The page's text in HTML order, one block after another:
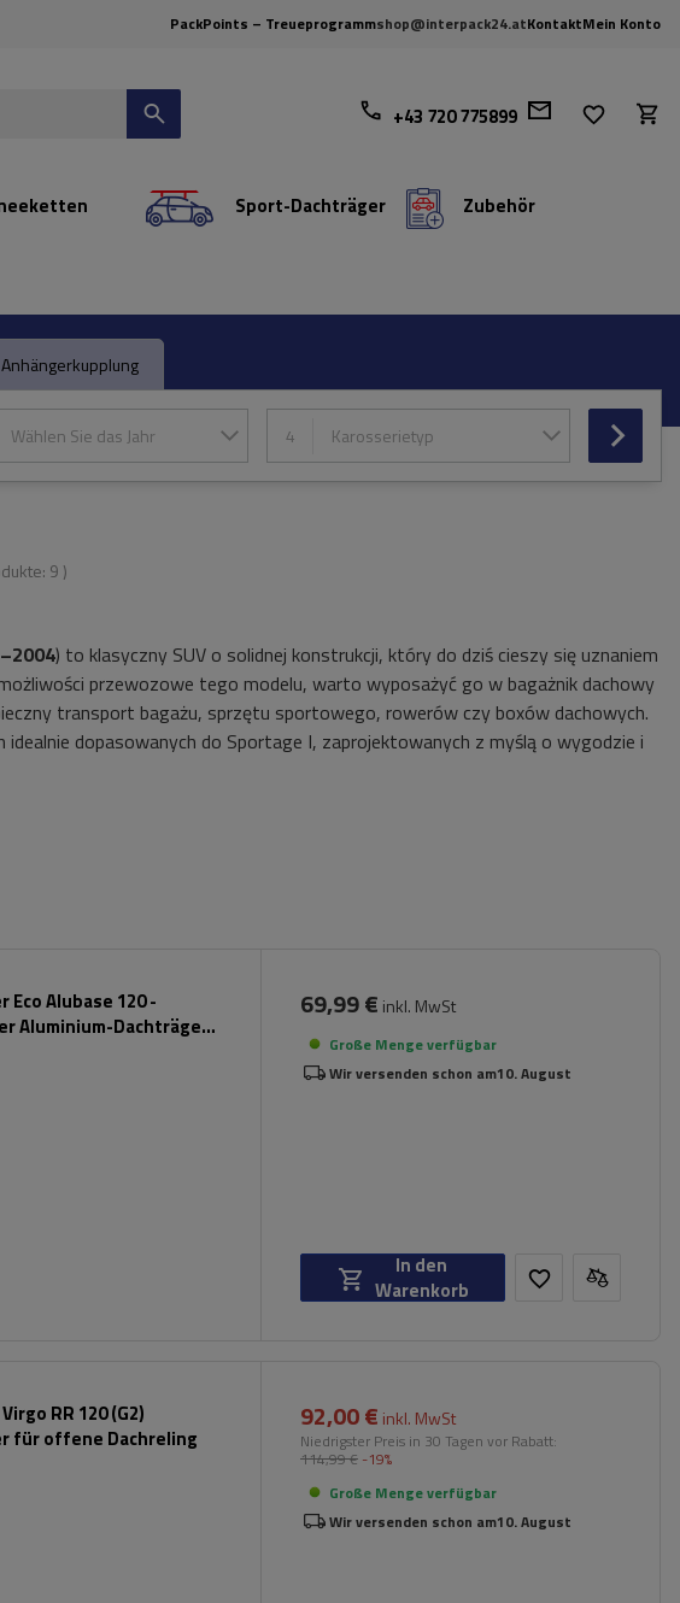
PackPoints – Treueprogrammshop@interpack24.atKontaktMein Konto
+43 720 775899
Sport-Dachträger Zubehör
Wählen Sie das Jahr 4 Karosserietyp
9 )
) to klasyczny SUV o solidnej konstrukcji, który do dziś cieszy się uznaniem
przewozowe tego modelu, warto wyposażyć go w bagażnik dachowy
transport bagażu, sprzętu sportowego, rowerów czy boxów dachowych.
dopasowanych do Sportage I, zaprojektowanych z myślą o wygodzie i
Eco Alubase 120 -
Aluminium-Dachträger
69,99 € inkl. MwSt
Große Menge verfügbar
Wir versenden schon am10. August
In den
Warenkorb
RR 120 (G2)
für offene Dachreling
92,00 € inkl. MwSt
Niedrigster Preis in 30 Tagen vor Rabatt:
114,99 € -19%
Große Menge verfügbar
Wir versenden schon am10. August